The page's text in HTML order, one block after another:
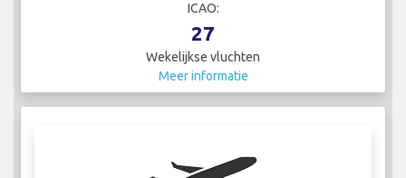
ICAO:
27
Wekelijkse vluchten
Meer informatie